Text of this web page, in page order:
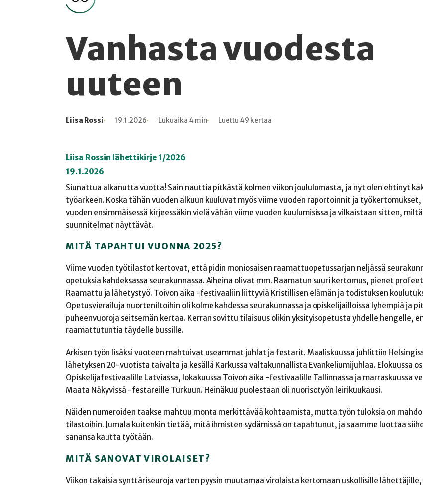
Vanhasta vuodesta
uuteen
Kirjoittaja
Liisa Rossi
Julkaistu 19.1.2026
Lukuaika Lukuaika 4 min
Lukukertoja Luettu 49 kertaa
Liisa Rossin lähettikirje 1/2026
19.1.2026
Siunattua alkanutta vuotta! Sain nauttia pitkästä kolmen viikon joululomasta, ja nyt olen ehtinyt
työarkeen. Koska tähän vuoden alkuun kuuluvat myös viime vuoden raportoinnit ja
vuoden ensimmäisessä kirjeessäkin vielä vähän viime vuoden kuulumisissa ja vilkaistaan sitten,
suunnitelmat näyttävät.
MITÄ TAPAHTUI VUONNA 2025?
Viime vuoden työtilastot kertovat, että pidin moniosaisen raamattuopetussarjan neljässä
opetuksia kahdeksassa seurakunnassa. Aiheina olivat mm. Raamatun suuri kertomus, pienet
Raamattu ja lähetystyö. Toivon aika -festivaaliin liittyviä Kristillisen elämän ja todistuksen
Opetusvierailuja nuorteniltoihin oli kolme kahdessa seurakunnassa ja opiskelijailloissa lyhempiä ja
puheenvuoroja seitsemän kertaa. Kerran sovittu tilaisuus olikin yksityisopetusta yhdelle hengelle,
raamattutuntia täydelle bussille.
Arkisen työn lisäksi vuoteen mahtuivat useammat juhlat ja festarit. Maaliskuussa juhlittiin
lähetyksen 20-vuotista taivalta ja kesällä Karkussa valtakunnallista Evankeliumijuhlaa. Elokuussa
Opiskelijafestivaalille Latviassa, lokakuussa Toivon aika -festivaalille Tallinnassa ja marraskuussa
Maata Näkyvissä -festareille Turkuun. Heinäkuu puolestaan oli nuorisotyön leirikuukausi.
Näiden numeroiden taakse mahtuu monta merkittävää kohtaamista, mutta työn tuloksia on
tilastoihin. Jumala kuitenkin tietää, mitä ihmisten sydämissä on tapahtunut, ja saamme luottaa
sanansa kautta työtään.
MITÄ SANOVAT VIROLAISET?
Viikon takaisia synttäriseuroja varten pyysin muutamaa virolaista kertomaan uskollisille lähettäjille,